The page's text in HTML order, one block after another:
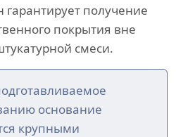
гарантирует получение
покрытия вне
смеси.
основание
крупными